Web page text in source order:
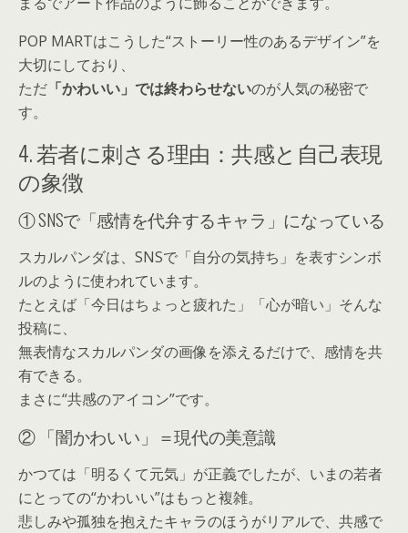
POP MARTはこうした“ストーリー性のあるデザイン”を
大切にしており、
ただ 「かわいい」では終わらせないのが人気の秘密で
す。
4. 若者に刺さる理由：共感と自己表現
の象徴
① SNSで「感情を代弁するキャラ」になっている
スカルパンダは、SNSで「自分の気持ち」を表すシンボ
ルのように使われています。
たとえば「今日はちょっと疲れた」「心が暗い」そんな
投稿に、
無表情なスカルパンダの画像を添えるだけで、感情を共
有できる。
まさに“共感のアイコン”です。
② 「闇かわいい」＝現代の美意識
かつては「明るくて元気」が正義でしたが、いまの若者
にとっての“かわいい”はもっと複雑。
悲しみや孤独を抱えたキャラのほうがリアルで、共感で